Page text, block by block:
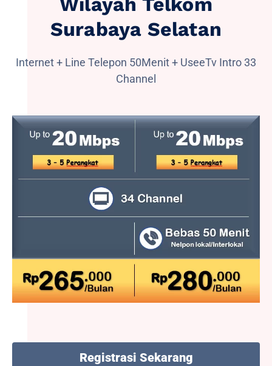
Surabaya Selatan
Internet + Line Telepon 50Menit + UseeTv Intro 33
Channel
Registrasi Sekarang